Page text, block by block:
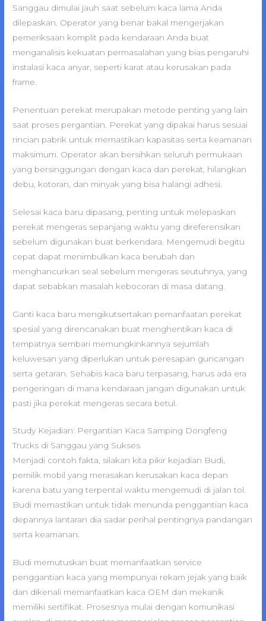
Sanggau dimulai jauh saat sebelum kaca lama Anda
dilepaskan. Operator yang benar bakal mengerjakan
pemeriksaan komplit pada kendaraan Anda buat
menganalisis kekuatan permasalahan yang bias pengaruhi
instalasi kaca anyar, seperti karat atau kerusakan pada
frame.
Penentuan perekat merupakan metode penting yang lain
saat proses pergantian. Perekat yang dipakai harus sesuai
rincian pabrik untuk memastikan kapasitas serta keamanan
maksimum. Operator akan bersihkan seluruh permukaan
yang bersinggungan dengan kaca dan perekat, hilangkan
debu, kotoran, dan minyak yang bisa halangi adhesi.
Selesai kaca baru dipasang, penting untuk melepaskan
perekat mengeras sepanjang waktu yang direferensikan
sebelum digunakan buat berkendara. Mengemudi begitu
cepat dapat menimbulkan kaca berubah dan
menghancurkan seal sebelum mengeras seutuhnya, yang
dapat sebabkan masalah kebocoran di masa datang.
Ganti kaca baru mengikutsertakan pemanfaatan perekat
spesial yang direncanakan buat menghentikan kaca di
tempatnya sembari memungkinkannya sejumlah
keluwesan yang diperlukan untuk peresapan guncangan
serta getaran. Sehabis kaca baru terpasang, harus ada era
pengeringan di mana kendaraan jangan digunakan untuk
pasti jika perekat mengeras secara betul.
Study Kejadian: Pergantian Kaca Samping Dongfeng
Trucks di Sanggau yang Sukses
Menjadi contoh fakta, silakan kita pikir kejadian Budi,
pemilik mobil yang merasakan kerusakan kaca depan
karena batu yang terpental waktu mengemudi di jalan tol.
Budi memastikan untuk tidak menunda penggantian kaca
depannya lantaran dia sadar perihal pentingnya pandangan
serta keamanan.
Budi memutuskan buat memanfaatkan service
penggantian kaca yang mempunyai rekam jejak yang baik
dan dikenali memanfaatkan kaca OEM dan mekanik
memiliki sertifikat. Prosesnya mulai dengan komunikasi